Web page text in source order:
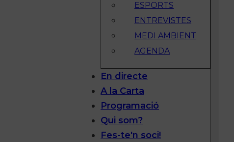
ESPORTS
ENTREVISTES
MEDI AMBIENT
AGENDA
En directe
A la Carta
Programació
Qui som?
Fes-te'n soci!